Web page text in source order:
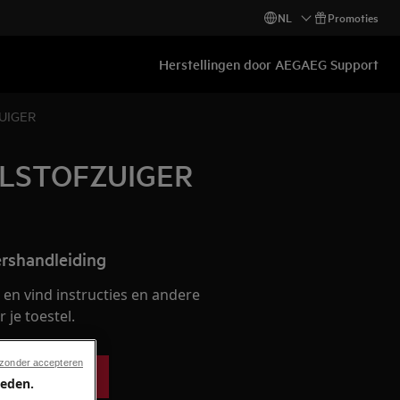
NL Promoties
Herstellingen door AEGAEG Support
vind instructies en andere
je toestel.
accepteren